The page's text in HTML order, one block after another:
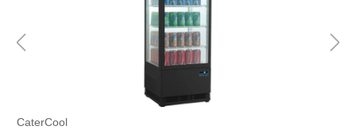
CaterCool